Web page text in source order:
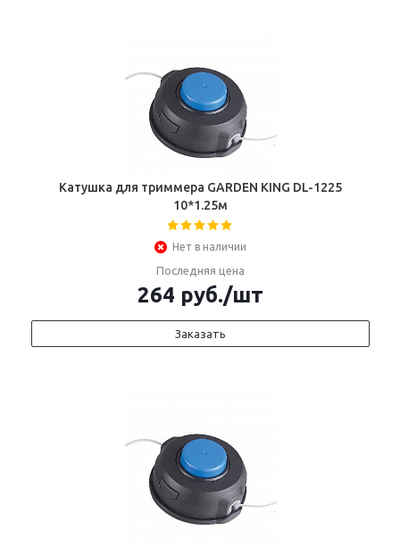
Катушка для триммера GARDEN KING DL-1225
10*1.25м
Нет в наличии
Последняя цена
264 руб./шт
Заказать